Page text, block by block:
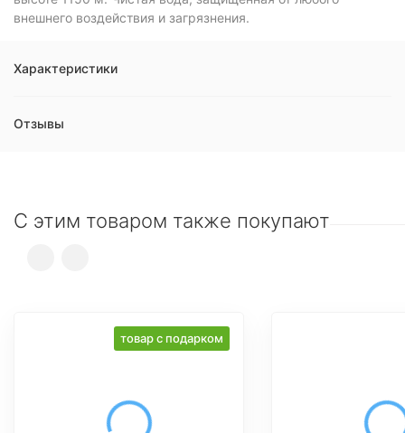
внешнего воздействия и загрязнения.
Характеристики
Отзывы
С этим товаром также покупают
товар с подарком